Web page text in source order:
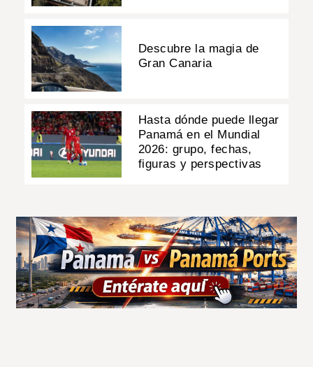
Descubre la magia de
Gran Canaria
Hasta dónde puede llegar
Panamá en el Mundial
2026: grupo, fechas,
figuras y perspectivas